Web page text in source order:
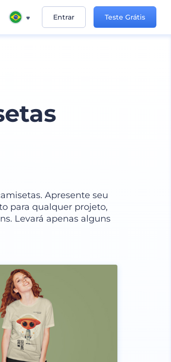
Entrar Teste Grátis
Apresente seu
para qualquer projeto,
Levará apenas alguns